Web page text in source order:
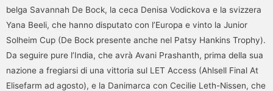
belga Savannah De Bock, la ceca Denisa Vodickova e la svizzera
Yana Beeli, che hanno disputato con l’Europa e vinto la Junior
Solheim Cup (De Bock presente anche nel Patsy Hankins Trophy).
Da seguire pure l’India, che avrà Avani Prashanth, prima della sua
nazione a fregiarsi di una vittoria sul LET Access (Ahlsell Final At
Elisefarm ad agosto), e la Danimarca con Cecilie Leth-Nissen, che